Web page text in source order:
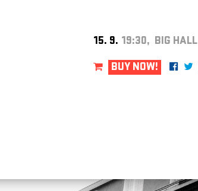
15. 9. 19:30, BIG HALL
BUY NOW!